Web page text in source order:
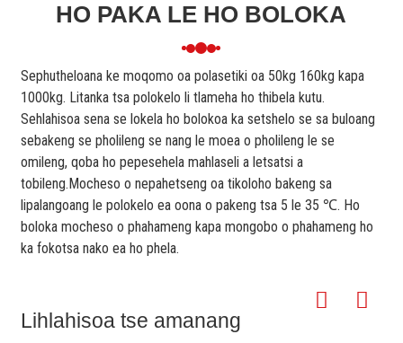
HO PAKA LE HO BOLOKA
Sephutheloana ke moqomo oa polasetiki oa 50kg 160kg kapa
1000kg. Litanka tsa polokelo li tlameha ho thibela kutu.
Sehlahisoa sena se lokela ho bolokoa ka setshelo se sa buloang
sebakeng se pholileng se nang le moea o pholileng le se
omileng, qoba ho pepesehela mahlaseli a letsatsi a
tobileng.Mocheso o nepahetseng oa tikoloho bakeng sa
lipalangoang le polokelo ea oona o pakeng tsa 5 le 35 ℃. Ho
boloka mocheso o phahameng kapa mongobo o phahameng ho
ka fokotsa nako ea ho phela.
Lihlahisoa tse amanang